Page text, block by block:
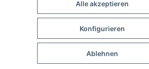
Alle akzeptieren
Konfigurieren
Ablehnen